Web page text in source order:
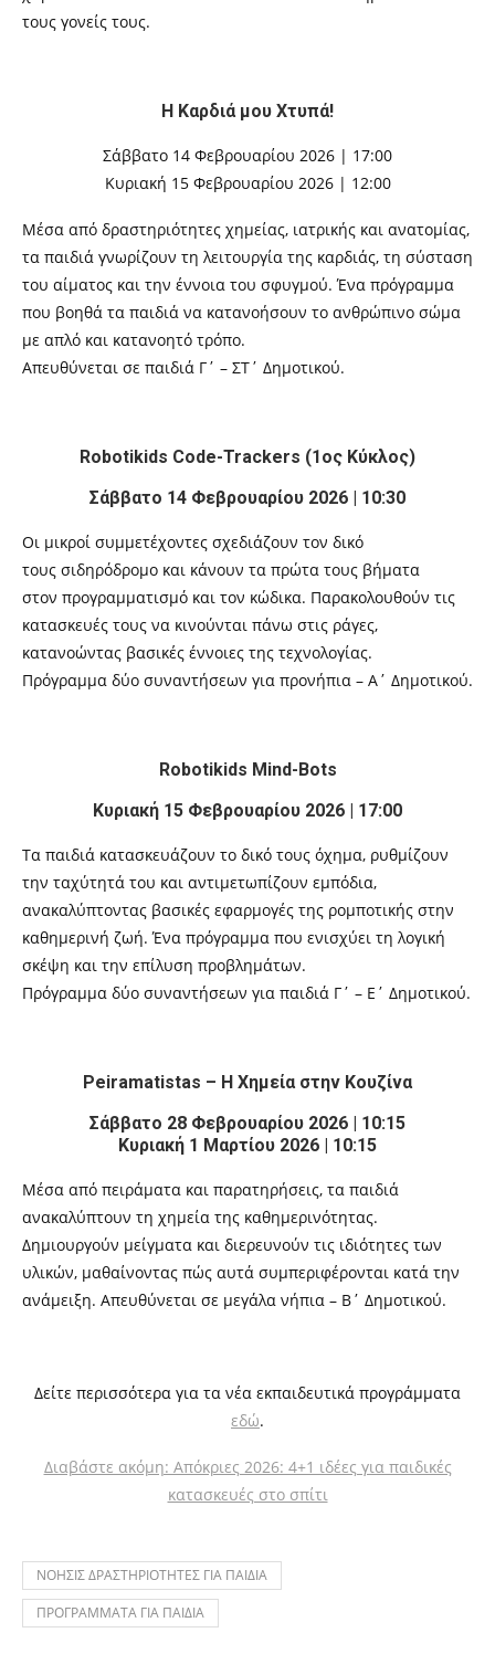
τους γονείς τους.
Η Καρδιά μου Χτυπά!
Σάββατο 14 Φεβρουαρίου 2026 | 17:00
Κυριακή 15 Φεβρουαρίου 2026 | 12:00
Μέσα από δραστηριότητες χημείας, ιατρικής και ανατομίας,
τα παιδιά γνωρίζουν τη λειτουργία της καρδιάς, τη σύσταση
του αίματος και την έννοια του σφυγμού. Ένα πρόγραμμα
που βοηθά τα παιδιά να κατανοήσουν το ανθρώπινο σώμα
με απλό και κατανοητό τρόπο.
Απευθύνεται σε παιδιά Γ΄ – ΣΤ΄ Δημοτικού.
Robotikids Code-Trackers (1ος Κύκλος)
Σάββατο 14 Φεβρουαρίου 2026 | 10:30
Οι μικροί συμμετέχοντες σχεδιάζουν τον δικό
τους σιδηρόδρομο και κάνουν τα πρώτα τους βήματα
στον προγραμματισμό και τον κώδικα. Παρακολουθούν τις
κατασκευές τους να κινούνται πάνω στις ράγες,
κατανοώντας βασικές έννοιες της τεχνολογίας.
Πρόγραμμα δύο συναντήσεων για προνήπια – Α΄ Δημοτικού.
Robotikids Mind-Bots
Κυριακή 15 Φεβρουαρίου 2026 | 17:00
Τα παιδιά κατασκευάζουν το δικό τους όχημα, ρυθμίζουν
την ταχύτητά του και αντιμετωπίζουν εμπόδια,
ανακαλύπτοντας βασικές εφαρμογές της ρομποτικής στην
καθημερινή ζωή. Ένα πρόγραμμα που ενισχύει τη λογική
σκέψη και την επίλυση προβλημάτων.
Πρόγραμμα δύο συναντήσεων για παιδιά Γ΄ – Ε΄ Δημοτικού.
Peiramatistas – Η Χημεία στην Κουζίνα
Σάββατο 28 Φεβρουαρίου 2026 | 10:15
Κυριακή 1 Μαρτίου 2026 | 10:15
Μέσα από πειράματα και παρατηρήσεις, τα παιδιά
ανακαλύπτουν τη χημεία της καθημερινότητας.
Δημιουργούν μείγματα και διερευνούν τις ιδιότητες των
υλικών, μαθαίνοντας πώς αυτά συμπεριφέρονται κατά την
ανάμειξη. Απευθύνεται σε μεγάλα νήπια – Β΄ Δημοτικού.
Δείτε περισσότερα για τα νέα εκπαιδευτικά προγράμματα
εδώ.
Διαβάστε ακόμη: Απόκριες 2026: 4+1 ιδέες για παιδικές
κατασκευές στο σπίτι
ΝΟΗΣΙΣ ΔΡΑΣΤΗΡΙΟΤΗΤΕΣ ΓΙΑ ΠΑΙΔΙΑ
ΠΡΟΓΡΑΜΜΑΤΑ ΓΙΑ ΠΑΙΔΙΑ